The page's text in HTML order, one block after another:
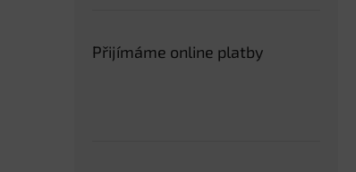
Přijímáme online platby